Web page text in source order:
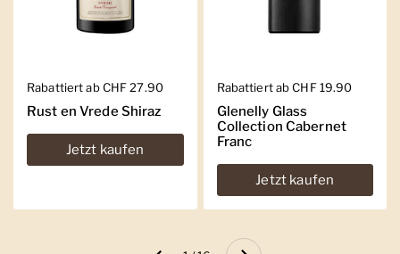
Regulärer Preis
Rabattiert ab CHF 27.90
Rust en Vrede Shiraz
Jetzt kaufen
Regulärer Preis
Rabattiert ab CHF 19.90
Glenelly Glass
Collection Cabernet
Franc
Jetzt kaufen
Weiter